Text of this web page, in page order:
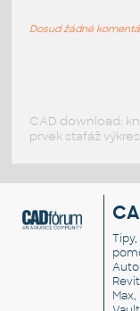
Dosud žádné
CAD download:
prvek stafáž